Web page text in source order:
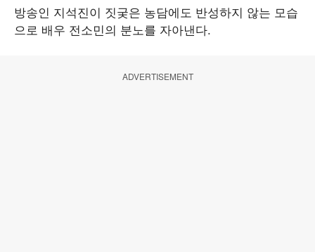
방송인 지석진이 짓궂은 농담에도 반성하지 않는 모습
으로 배우 전소민의 분노를 자아낸다.
ADVERTISEMENT